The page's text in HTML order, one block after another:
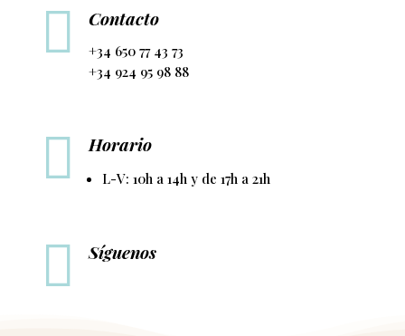
 Contacto
+34 650 77 43 73
+34 924 95 98 88
 Horario
L-V: 10h a 14h y de 17h a 21h
 Síguenos